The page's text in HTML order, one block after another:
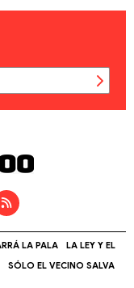
LA PALA
LA LEY Y EL
SÓLO EL VECINO SALVA